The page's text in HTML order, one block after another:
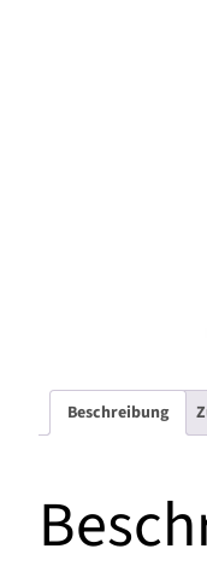
Beschreibung